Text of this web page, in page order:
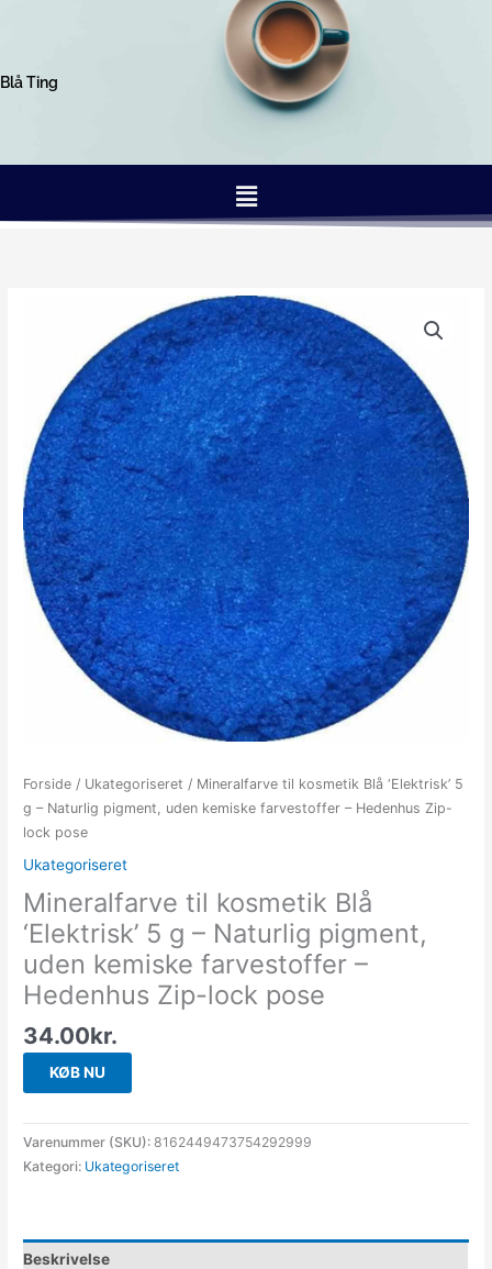
Blå Ting
Menu
Forside / Ukategoriseret / Mineralfarve til kosmetik Blå ‘Elektrisk’ 5
g – Naturlig pigment, uden kemiske farvestoffer – Hedenhus Zip-
lock pose
Ukategoriseret
Mineralfarve til kosmetik Blå
‘Elektrisk’ 5 g – Naturlig pigment,
uden kemiske farvestoffer –
Hedenhus Zip-lock pose
34.00kr.
KØB NU
Varenummer (SKU):8162449473754292999
Kategori: Ukategoriseret
Beskrivelse